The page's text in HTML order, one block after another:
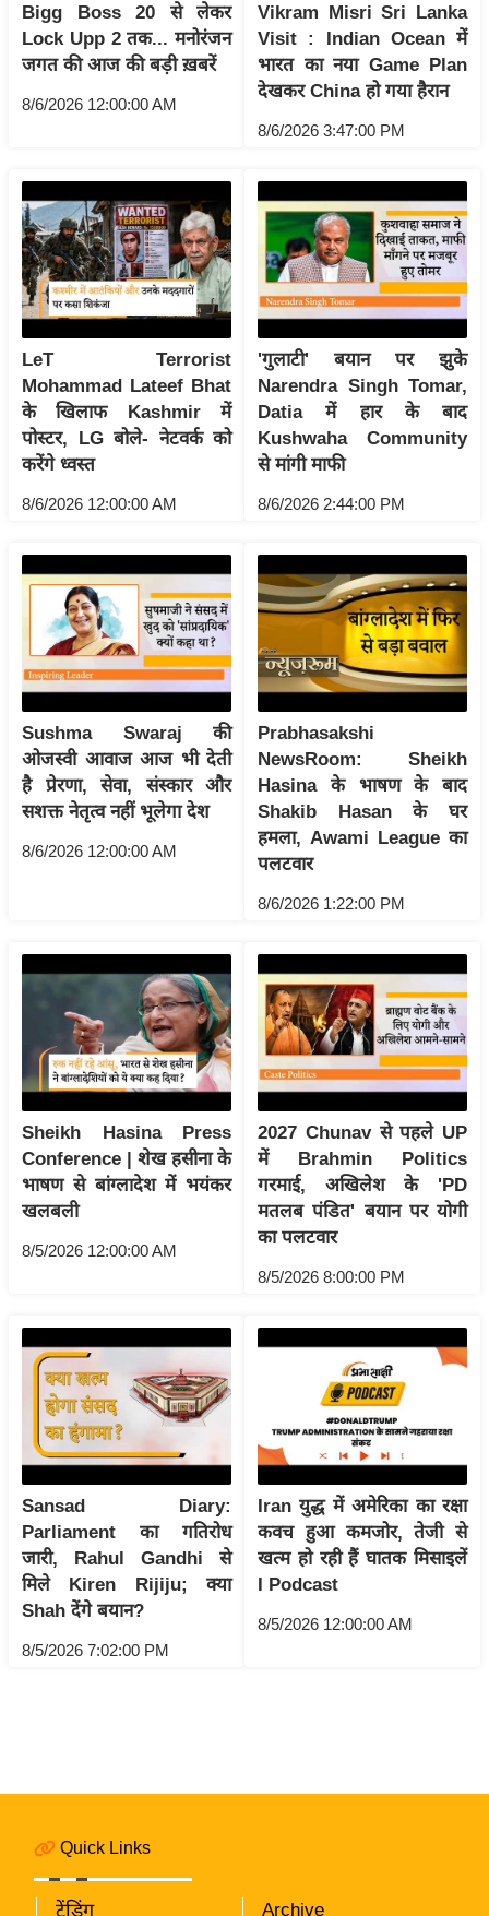
र
.
आ
ई
प
र
स
मी
ध
र्म
ज्यो
ति
म
/
ध
र्म
स्थ
ल
व्र
त्यो
रा
शि
वि
ष
वि
श्ले
ष
ण
ग
c
k
L
n
k
भा
ना
व
Bigg Boss 20 से लेकर
Lock Upp 2 तक... मनोरंजन
जगत की आज की बड़ी ख़बरें
8/6/2026 12:00:00 AM
Vikram Misri Sri Lanka
Visit : Indian Ocean में
भारत का नया Game Plan
देखकर China हो गया हैरान
8/6/2026 3:47:00 PM
LeT Terrorist
Mohammad Lateef Bhat
के खिलाफ Kashmir में
पोस्टर, LG बोले- नेटवर्क को
करेंगे ध्वस्त
8/6/2026 12:00:00 AM
'गुलाटी' बयान पर झुके
Narendra Singh Tomar,
Datia में हार के बाद
Kushwaha Community
से मांगी माफी
8/6/2026 2:44:00 PM
Sushma Swaraj की
ओजस्वी आवाज आज भी देती
है प्रेरणा, सेवा, संस्कार और
सशक्त नेतृत्व नहीं भूलेगा देश
8/6/2026 12:00:00 AM
Prabhasakshi
NewsRoom: Sheikh
Hasina के भाषण के बाद
Shakib Hasan के घर
हमला, Awami League का
पलटवार
8/6/2026 1:22:00 PM
Sheikh Hasina Press
Conference | शेख हसीना के
भाषण से बांग्लादेश में भयंकर
खलबली
8/5/2026 12:00:00 AM
2027 Chunav से पहले UP
में Brahmin Politics
गरमाई, अखिलेश के 'PD
मतलब पंडित' बयान पर योगी
का पलटवार
8/5/2026 8:00:00 PM
Sansad Diary:
Parliament का गतिरोध
जारी, Rahul Gandhi से
मिले Kiren Rijiju; क्या
Shah देंगे बयान?
8/5/2026 7:02:00 PM
Iran युद्ध में अमेरिका का रक्षा
कवच हुआ कमजोर, तेजी से
खत्म हो रही हैं घातक मिसाइलें
I Podcast
8/5/2026 12:00:00 AM
Quick Links
ट्रेंडिंग Archive